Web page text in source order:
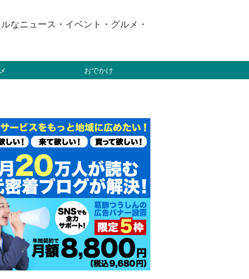
なニュース・イベント・グルメ・
おでかけ